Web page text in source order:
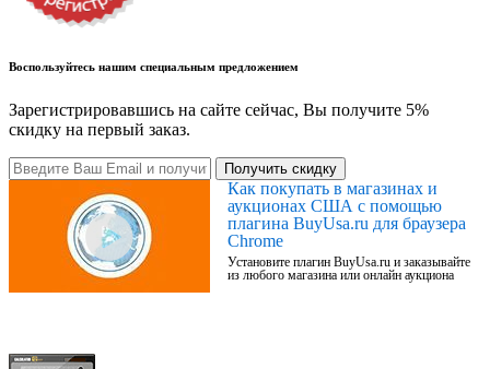
Воспользуйтесь нашим специальным предложением
Зарегистрировавшись на сайте сейчас, Вы получите 5%
скидку на первый заказ.
Получить скидку
Как покупать в магазинах и
аукционах США с помощью
плагина BuyUsa.ru для браузера
Chrome
Установите плагин BuyUsa.ru и заказывайте
из любого магазина или онлайн аукциона